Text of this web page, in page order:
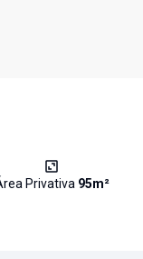
Privativa 95m²